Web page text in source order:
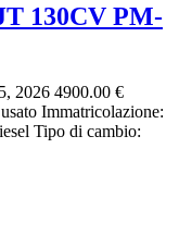
130CV PM-
2026 4900.00 €
Immatricolazione:
Tipo di cambio: